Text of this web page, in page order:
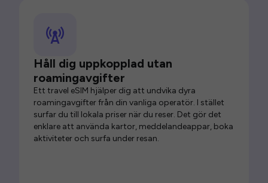
Håll dig uppkopplad utan
roamingavgifter
Ett travel eSIM hjälper dig att undvika dyra
roamingavgifter från din vanliga operatör. I stället
surfar du till lokala priser när du reser. Det gör det
enklare att använda kartor, meddelandeappar, boka
aktiviteter och surfa under resan.